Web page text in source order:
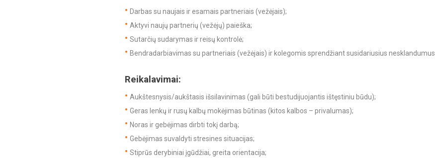
Darbas su naujais ir esamais partneriais (vežėjais);
Aktyvi naujų partnerių (vežėjų) paieška;
Sutarčių sudarymas ir reisų kontrolė;
Bendradarbiavimas su partneriais (vežėjais) ir kolegomis sprendžiant susidariusius nesklandumus.
Reikalavimai:
Aukštesnysis/aukštasis išsilavinimas (gali būti bestudijuojantis ištęstiniu būdu);
Geras lenkų ir rusų kalbų mokėjimas būtinas (kitos kalbos – privalumas);
Noras ir gebėjimas dirbti tokį darbą;
Gebėjimas suvaldyti stresines situacijas;
Stiprūs derybiniai įgūdžiai, greita orientacija;